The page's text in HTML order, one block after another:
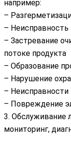
например:
–
–
– Застревание
потоке продукта
– Образование
– Нарушение
–
– Повреждение
3. Обслуживание
мониторинг,